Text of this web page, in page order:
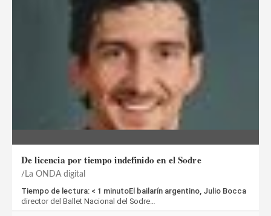
De licencia por tiempo indefinido en el Sodre
La ONDA digital
Tiempo de lectura: < 1 minutoEl bailarín argentino, Julio Bocca
director del Ballet Nacional del Sodre…